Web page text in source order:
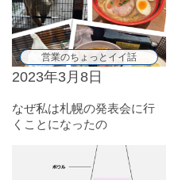
営業のちょっとイイ話
2023年3月8日
なぜ私は札幌の発表会に行
くことになったの
るめレポートあります）